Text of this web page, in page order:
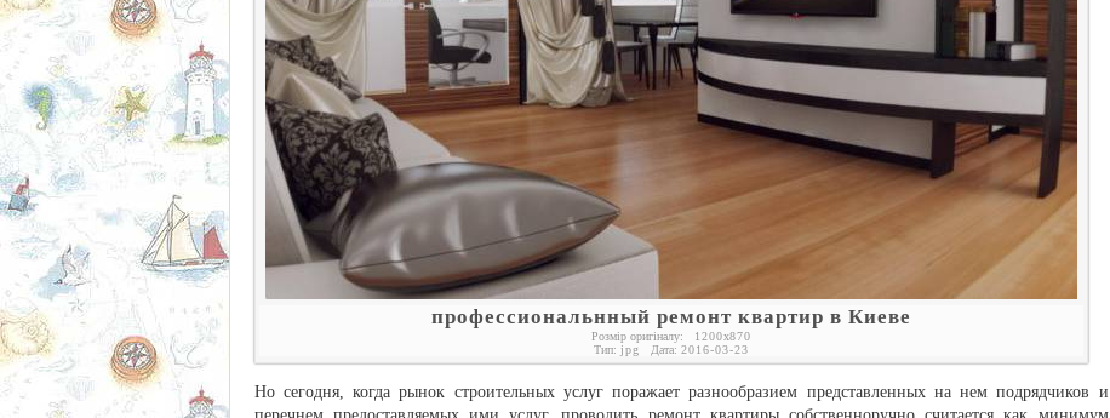
профессиональнный ремонт квартир в Киеве
Розмір оригіналу: 1200x870
Тип: jpg Дата: 2016-03-23
Но сегодня, когда рынок строительных услуг поражает разнообразием представленных на нем подрядчиков и